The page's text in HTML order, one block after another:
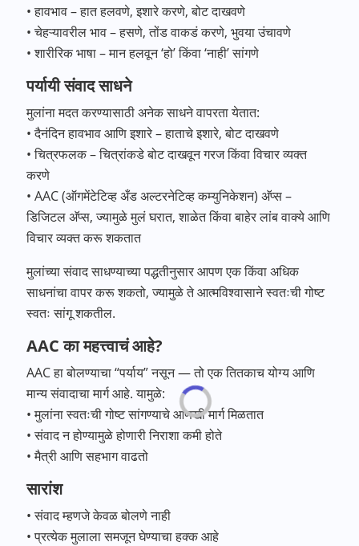
• हावभाव – हात हलवणे, इशारे करणे, बोट दाखवणे
• चेहऱ्यावरील भाव – हसणे, तोंड वाकडं करणे, भुवया उंचावणे
• शारीरिक भाषा – मान हलवून ‘हो’ किंवा ‘नाही’ सांगणे
पर्यायी संवाद साधने
मुलांना मदत करण्यासाठी अनेक साधने वापरता येतात:
• दैनंदिन हावभाव आणि इशारे – हाताचे इशारे, बोट दाखवणे
• चित्रफलक – चित्रांकडे बोट दाखवून गरज किंवा विचार व्यक्त
करणे
• AAC (ऑगमेंटेटिव्ह अँड अल्टरनेटिव्ह कम्युनिकेशन) अ‍ॅप्स –
डिजिटल अ‍ॅप्स, ज्यामुळे मुलं घरात, शाळेत किंवा बाहेर लांब वाक्ये आणि
विचार व्यक्त करू शकतात
मुलांच्या संवाद साधण्याच्या पद्धतीनुसार आपण एक किंवा अधिक
साधनांचा वापर करू शकतो, ज्यामुळे ते आत्मविश्वासाने स्वतःची गोष्ट
स्वतः सांगू शकतील.
AAC का महत्त्वाचं आहे?
AAC हा बोलण्याचा “पर्याय” नसून — तो एक तितकाच योग्य आणि
मान्य संवादाचा मार्ग आहे. यामुळे:
• मुलांना स्वतःची गोष्ट सांगण्याचे आणखी मार्ग मिळतात
• संवाद न होण्यामुळे होणारी निराशा कमी होते
• मैत्री आणि सहभाग वाढतो
सारांश
• संवाद म्हणजे केवळ बोलणे नाही
• प्रत्येक मुलाला समजून घेण्याचा हक्क आहे